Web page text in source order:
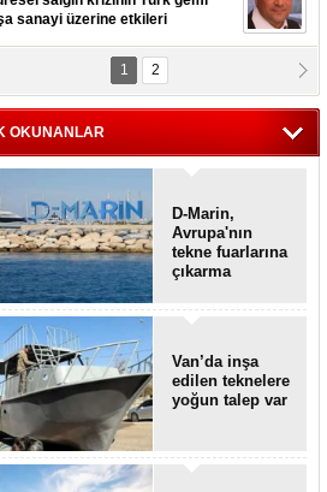
sanayi üzerine etkileri
MESUT AZMİ GÖKSOY
1 2
OKUNANLAR
D-Marin,
Avrupa'nın
tekne fuarlarına
çıkarma
Van’da inşa
edilen teknelere
yoğun talep var